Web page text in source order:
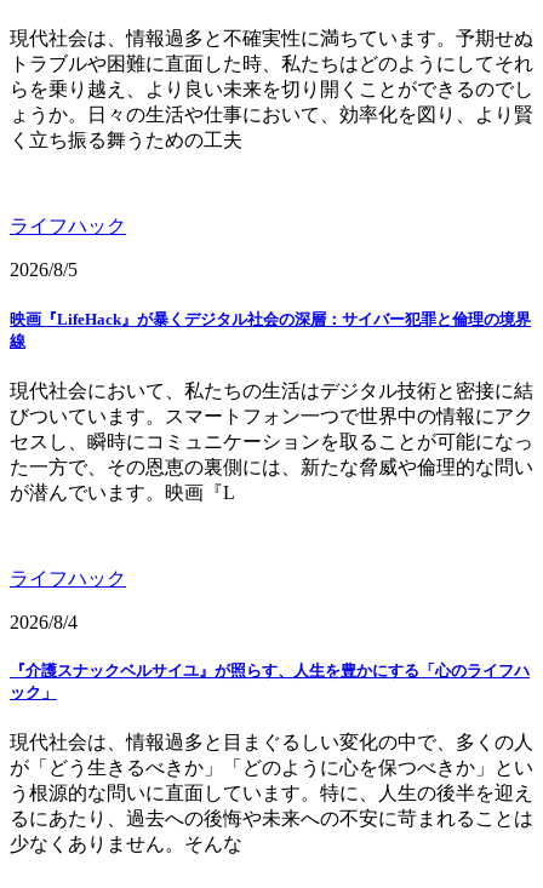
現代社会は、情報過多と不確実性に満ちています。予期せぬ
トラブルや困難に直面した時、私たちはどのようにしてそれ
らを乗り越え、より良い未来を切り開くことができるのでし
ょうか。日々の生活や仕事において、効率化を図り、より賢
く立ち振る舞うための工夫
ライフハック
2026/8/5
映画『LifeHack』が暴くデジタル社会の深層：サイバー犯罪と倫理の境界
線
現代社会において、私たちの生活はデジタル技術と密接に結
びついています。スマートフォン一つで世界中の情報にアク
セスし、瞬時にコミュニケーションを取ることが可能になっ
た一方で、その恩恵の裏側には、新たな脅威や倫理的な問い
が潜んでいます。映画『L
ライフハック
2026/8/4
『介護スナックベルサイユ』が照らす、人生を豊かにする「心のライフハ
ック」
現代社会は、情報過多と目まぐるしい変化の中で、多くの人
が「どう生きるべきか」「どのように心を保つべきか」とい
う根源的な問いに直面しています。特に、人生の後半を迎え
るにあたり、過去への後悔や未来への不安に苛まれることは
少なくありません。そんな